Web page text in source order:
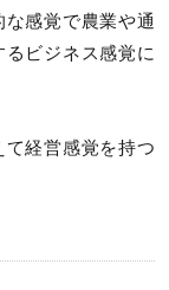
感覚で農業や通
ビジネス感覚に
て経営感覚を持つ